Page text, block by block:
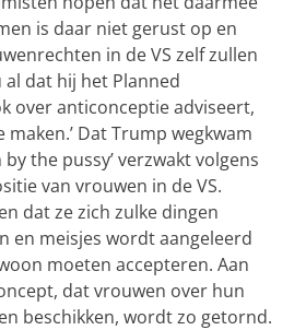
is daar niet gerust op en
in de VS zelf zullen
al dat hij het Planned
over anticonceptie adviseert,
Dat Trump wegkwam
the pussy’ verzwakt volgens
van vrouwen in de VS.
dat ze zich zulke dingen
en meisjes wordt aangeleerd
moeten accepteren. Aan
dat vrouwen over hun
beschikken, wordt zo getornd.